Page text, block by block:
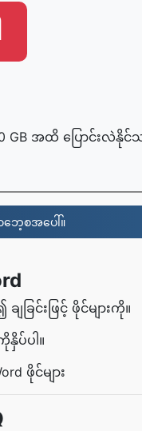
GB အထိ ပြောင်းလဲနို
ဘေ့စအပေါ်။
းဖြင့် ဖိုင်များကို။
ပ်ပါ။
ဖိုင်များ